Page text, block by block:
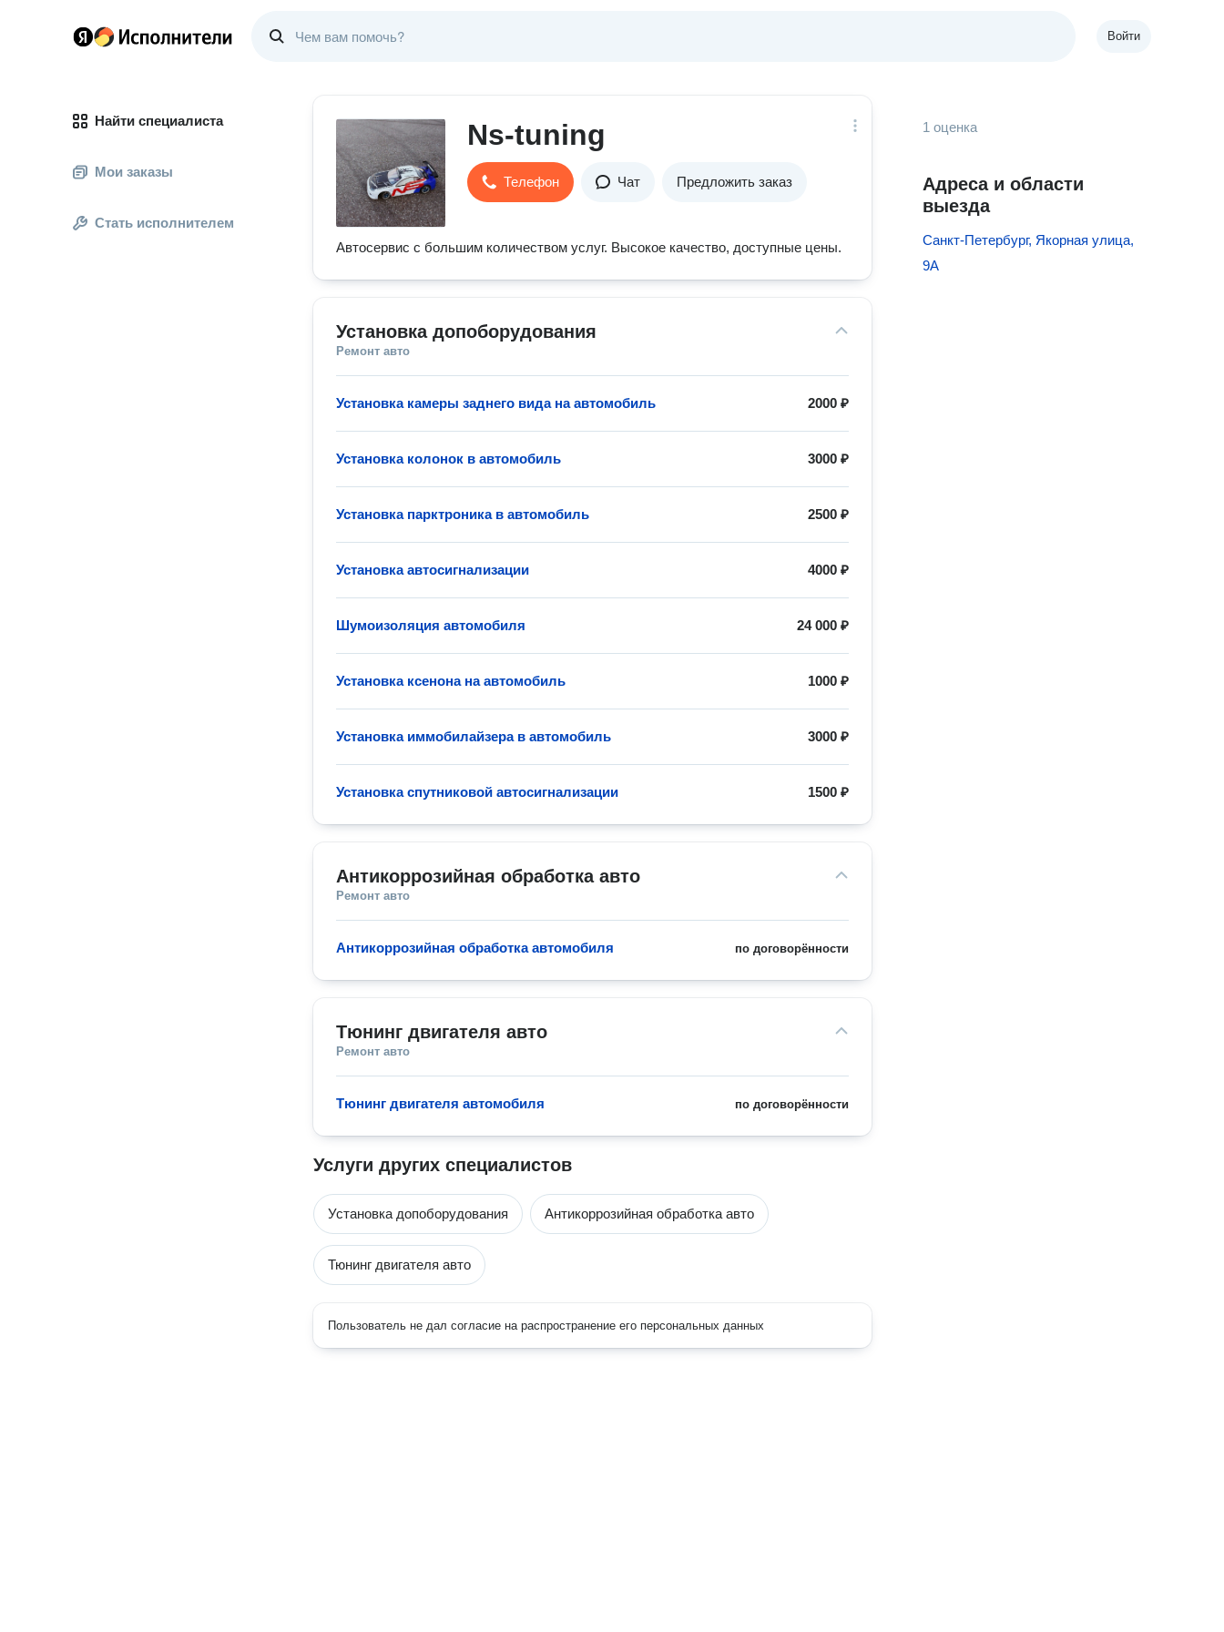
Войти
Найти специалиста
Мои заказы
Стать исполнителем
Ns-tuning
Телефон Чат Предложить заказ
Автосервис с большим количеством услуг. Высокое качество, доступные цены.
Установка допоборудования
Ремонт авто
2000 ₽
Установка камеры заднего вида на автомобиль
3000 ₽
Установка колонок в автомобиль
2500 ₽
Установка парктроника в автомобиль
4000 ₽
Установка автосигнализации
24 000 ₽
Шумоизоляция автомобиля
1000 ₽
Установка ксенона на автомобиль
3000 ₽
Установка иммобилайзера в автомобиль
1500 ₽
Установка спутниковой автосигнализации
Антикоррозийная обработка авто
Ремонт авто
по договорённости
Антикоррозийная обработка автомобиля
Тюнинг двигателя авто
Ремонт авто
по договорённости
Тюнинг двигателя автомобиля
Услуги других специалистов
Установка допоборудования Антикоррозийная обработка авто
Тюнинг двигателя авто
Пользователь не дал согласие на распространение его персональных данных
1 оценка
Адреса и области
выезда
Санкт-Петербург, Якорная улица,
9А